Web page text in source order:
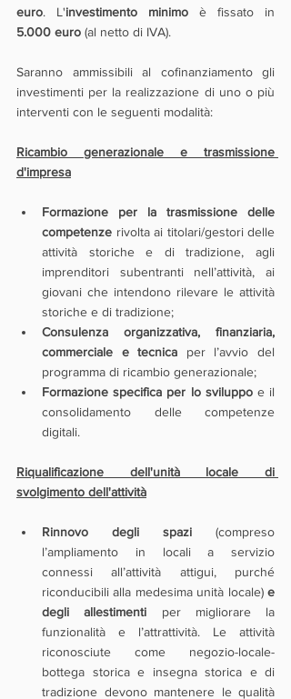
euro. L'investimento minimo
5.000 euro (al netto di IVA).
Saranno ammissibili al cofinanziamento gli
investimenti per la realizzazione di uno o più
interventi con le seguenti modalità:
Ricambio generazionale e trasmissione
d'impresa
Formazione per la trasmissione delle
competenze rivolta ai titolari/gestori delle
attività storiche e di tradizione, agli
imprenditori subentranti nell’attività, ai
giovani che intendono rilevare le attività
storiche e di tradizione;
Consulenza organizzativa, finanziaria,
commerciale e tecnica per l’avvio del
programma di ricambio generazionale;
Formazione specifica per lo sviluppo e il
consolidamento delle competenze
digitali.
Riqualificazione dell'unità locale di
svolgimento dell'attività
Rinnovo degli spazi (compreso
l’ampliamento in locali a servizio
connessi all’attività attigui, purché
riconducibili alla medesima unità locale) e
degli allestimenti per migliorare la
funzionalità e l’attrattività. Le attività
riconosciute come negozio-locale-
bottega storica e insegna storica e di
tradizione devono mantenere le qualità